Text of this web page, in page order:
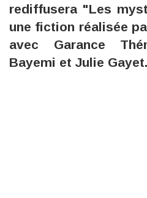
rediffusera "Les
une fiction réalisée
avec Garance
Bayemi et Julie Gayet.